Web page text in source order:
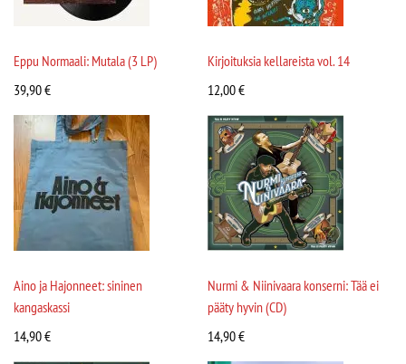
Eppu Normaali: Mutala (3 LP)
39,90€
Kirjoituksia kellareista vol. 14
12,00€
Aino ja Hajonneet: sininen
kangaskassi
14,90€
Nurmi & Niinivaara konserni: Tää ei
pääty hyvin (CD)
14,90€